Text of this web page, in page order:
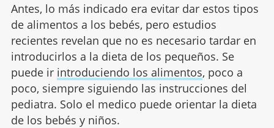
Antes, lo más indicado era evitar dar estos tipos
de alimentos a los bebés, pero estudios
recientes revelan que no es necesario tardar en
introducirlos a la dieta de los pequeños. Se
puede ir introduciendo los alimentos, poco a
poco, siempre siguiendo las instrucciones del
pediatra. Solo el medico puede orientar la dieta
de los bebés y niños.